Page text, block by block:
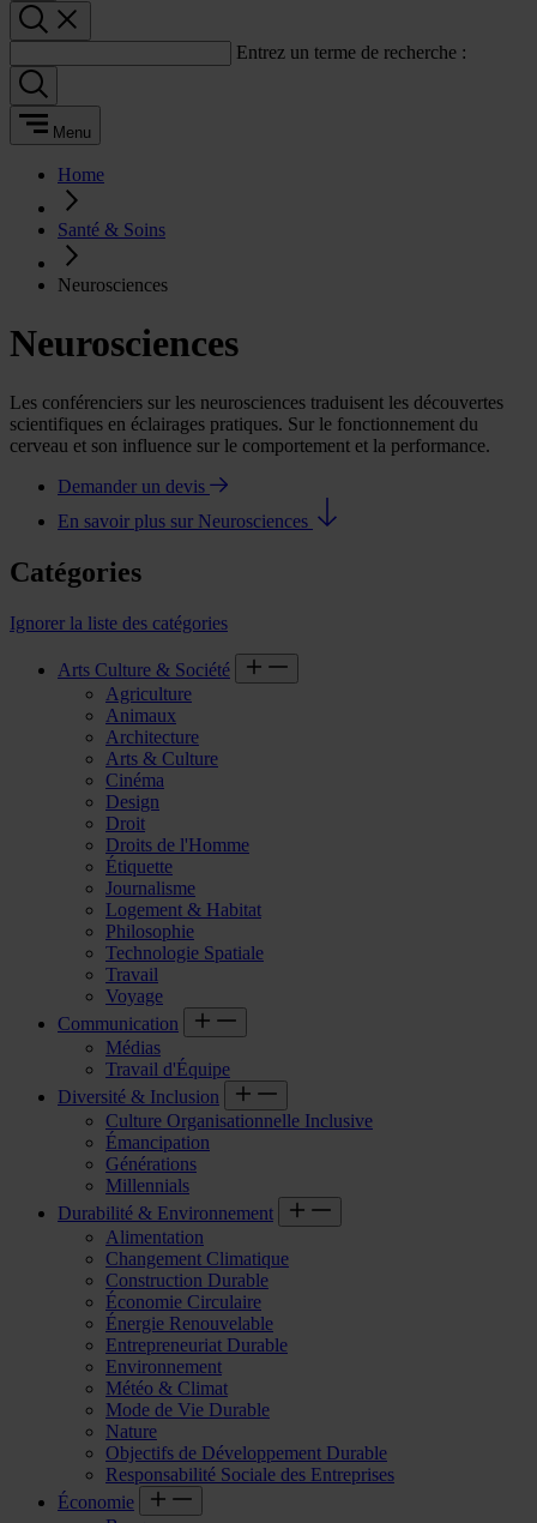
Entrez un terme de recherche :
Menu
Home
Santé & Soins
Neurosciences
Neurosciences
Les conférenciers sur les neurosciences traduisent les découvertes
scientifiques en éclairages pratiques. Sur le fonctionnement du
cerveau et son influence sur le comportement et la performance.
Demander un devis
En savoir plus sur Neurosciences
Catégories
Ignorer la liste des catégories
Arts Culture & Société
Agriculture
Animaux
Architecture
Arts & Culture
Cinéma
Design
Droit
Droits de l'Homme
Étiquette
Journalisme
Logement & Habitat
Philosophie
Technologie Spatiale
Travail
Voyage
Communication
Médias
Travail d'Équipe
Diversité & Inclusion
Culture Organisationnelle Inclusive
Émancipation
Générations
Millennials
Durabilité & Environnement
Alimentation
Changement Climatique
Construction Durable
Économie Circulaire
Énergie Renouvelable
Entrepreneuriat Durable
Environnement
Météo & Climat
Mode de Vie Durable
Nature
Objectifs de Développement Durable
Responsabilité Sociale des Entreprises
Économie